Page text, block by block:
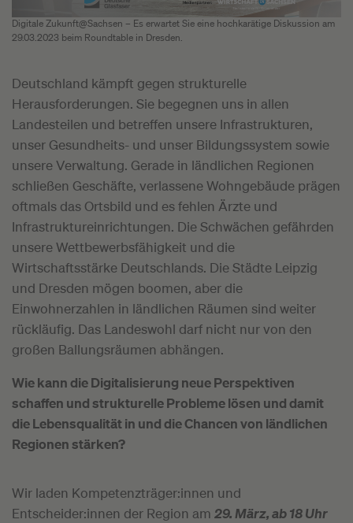
Digitale Zukunft@Sachsen – Es erwartet Sie eine hochkarätige Diskussion am
29.03.2023 beim Roundtable in Dresden.
Deutschland kämpft gegen strukturelle
Herausforderungen. Sie begegnen uns in allen
Landesteilen und betreffen unsere Infrastrukturen,
unser Gesundheits- und unser Bildungssystem sowie
unsere Verwaltung. Gerade in ländlichen Regionen
schließen Geschäfte, verlassene Wohngebäude prägen
oftmals das Ortsbild und es fehlen Ärzte und
Infrastruktureinrichtungen. Die Schwächen gefährden
unsere Wettbewerbsfähigkeit und die
Wirtschaftsstärke Deutschlands. Die Städte Leipzig
und Dresden mögen boomen, aber die
Einwohnerzahlen in ländlichen Räumen sind weiter
rückläufig. Das Landeswohl darf nicht nur von den
großen Ballungsräumen abhängen.
Wie kann die Digitalisierung neue Perspektiven
schaffen und strukturelle Probleme lösen und damit
die Lebensqualität in und die Chancen von ländlichen
Regionen stärken?
Wir laden Kompetenzträger:innen und
Entscheider:innen der Region am 29. März, ab 18 Uhr